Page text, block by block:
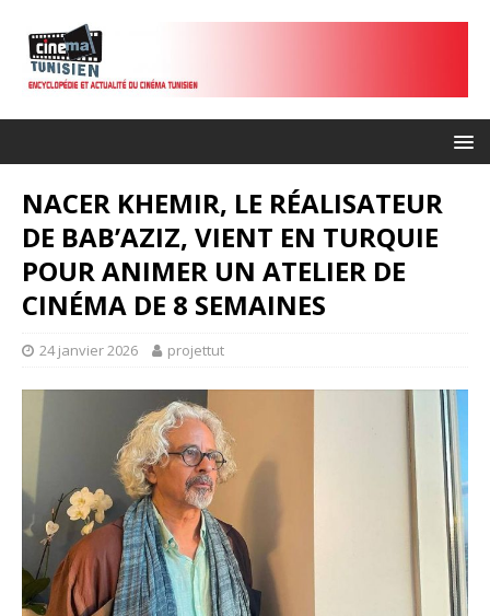
NACER KHEMIR, LE RÉALISATEUR
DE BAB’AZIZ, VIENT EN TURQUIE
POUR ANIMER UN ATELIER DE
CINÉMA DE 8 SEMAINES
24 janvier 2026 projettut